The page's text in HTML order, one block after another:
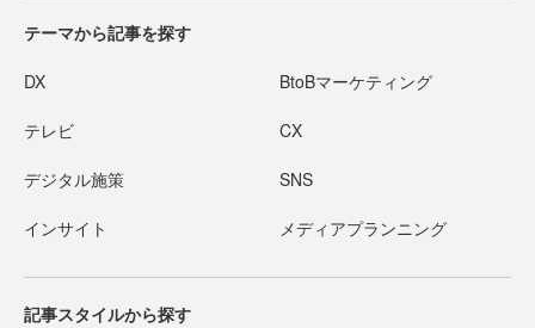
テーマから記事を探す
DX BtoBマーケティング
テレビ CX
デジタル施策 SNS
インサイト メディアプランニング
記事スタイルから探す